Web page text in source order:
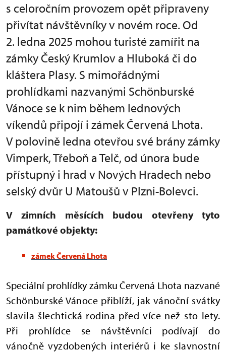
s celoročním provozem opět připraveny
přivítat návštěvníky v novém roce. Od
2. ledna 2025 mohou turisté zamířit na
zámky Český Krumlov a Hluboká či do
kláštera Plasy. S mimořádnými
prohlídkami nazvanými Schönburské
Vánoce se k nim během lednových
víkendů připojí i zámek Červená Lhota.
V polovině ledna otevřou své brány zámky
Vimperk, Třeboň a Telč, od února bude
přístupný i hrad v Nových Hradech nebo
selský dvůr U Matoušů v Plzni-Bolevci.
V zimních měsících budou otevřeny tyto
památkové objekty:
zámek Červená Lhota
Speciální prohlídky zámku Červená Lhota nazvané
Schönburské Vánoce přiblíží, jak vánoční svátky
slavila šlechtická rodina před více než sto lety.
Při prohlídce se návštěvníci podívají do
vánočně vyzdobených interiérů i ke slavnostní